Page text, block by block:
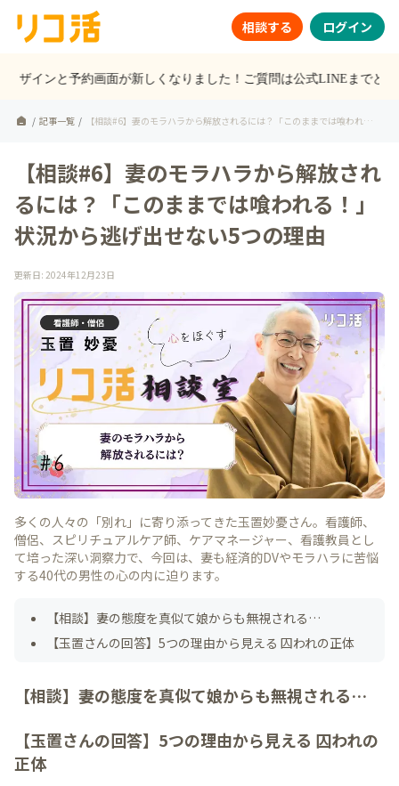
相談する ログイン
デザインと予約画面が新しくなりました！ご質問は公式LINEまでどう
/ 記事一覧 /
【相談#6】妻のモラハラから解放されるには？「このままでは喰われ
【相談#6】妻のモラハラから解放され
るには？「このままでは喰われる！」
状況から逃げ出せない5つの理由
更新日: 2024年12月23日
多くの人々の「別れ」に寄り添ってきた玉置妙憂さん。看護師、
僧侶、スピリチュアルケア師、ケアマネージャー、看護教員とし
て培った深い洞察力で、今回は、妻も経済的DVやモラハラに苦悩
する40代の男性の心の内に迫ります。
【相談】妻の態度を真似て娘からも無視される…
【玉置さんの回答】5つの理由から見える 囚われの正体
【相談】妻の態度を真似て娘からも無視される…
【玉置さんの回答】5つの理由から見える 囚われの
正体